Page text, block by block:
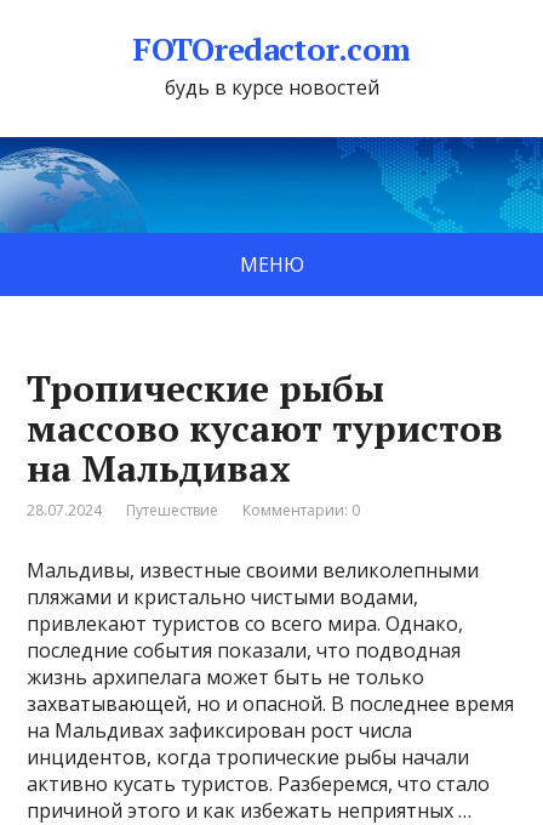
FOTOredactor.com
будь в курсе новостей
МЕНЮ
Тропические рыбы
массово кусают туристов
на Мальдивах
28.07.2024 Путешествие Комментарии: 0
Мальдивы, известные своими великолепными
пляжами и кристально чистыми водами,
привлекают туристов со всего мира. Однако,
последние события показали, что подводная
жизнь архипелага может быть не только
захватывающей, но и опасной. В последнее время
на Мальдивах зафиксирован рост числа
инцидентов, когда тропические рыбы начали
активно кусать туристов. Разберемся, что стало
причиной этого и как избежать неприятных …